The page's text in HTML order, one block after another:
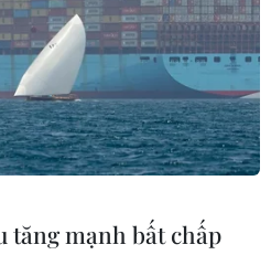
tăng mạnh bất chấp